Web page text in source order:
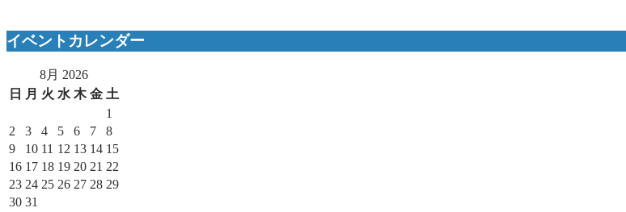
イベントカレンダー
8月 2026
日
月 火 水 木 金 土
1
2
3 4 5 6 7
8
9
10 11 12 13 14 15
16 17 18 19 20 21 22
23 24 25 26 27 28 29
30 31